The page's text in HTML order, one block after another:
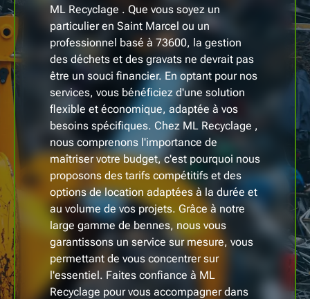
ML Recyclage . Que vous soyez un
particulier en Saint Marcel ou un
professionnel basé à 73600, la gestion
des déchets et des gravats ne devrait pas
être un souci financier. En optant pour nos
services, vous bénéficiez d'une solution
flexible et économique, adaptée à vos
besoins spécifiques. Chez ML Recyclage ,
nous comprenons l'importance de
maîtriser votre budget, c'est pourquoi nous
proposons des tarifs compétitifs et des
options de location adaptées à la durée et
au volume de vos projets. Grâce à notre
large gamme de bennes, nous vous
garantissons un service sur mesure, vous
permettant de vous concentrer sur
l'essentiel. Faites confiance à ML
Recyclage pour vous accompagner dans